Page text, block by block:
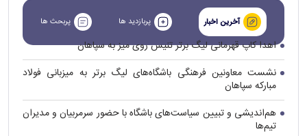
آخرین اخبار پربازدید ها پربحث ها
اهدا کاپ قهرمانی لیگ برتر تنیس روی میز به سپاهان
نشست معاونین فرهنگی باشگاه‌های لیگ برتر به میزبانی فولاد
مبارکه سپاهان
هم‌اندیشی و تبیین سیاست‌های باشگاه با حضور سرمربیان و مدیران
تیم‌ها